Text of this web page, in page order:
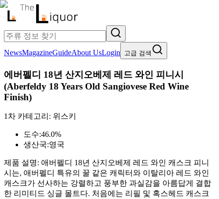
NewsMagazineGuideAbout UsLogin 고급 검색
에버펠디 18년 산지오베제 레드 와인 피니시
(Aberfeldy 18 Years Old Sangiovese Red Wine
Finish)
1차 카테고리: 위스키
도수:46.0%
생산국:영국
제품 설명: 애버펠디 18년 산지오베제 레드 와인 캐스크 피니
시는, 애버펠디 특유의 꿀 같은 캐릭터와 이탈리아 레드 와인
캐스크가 선사하는 강렬하고 풍부한 과실감을 아름답게 결합
한 리미티드 싱글 몰트다. 처음에는 리필 및 혹스헤드 캐스크